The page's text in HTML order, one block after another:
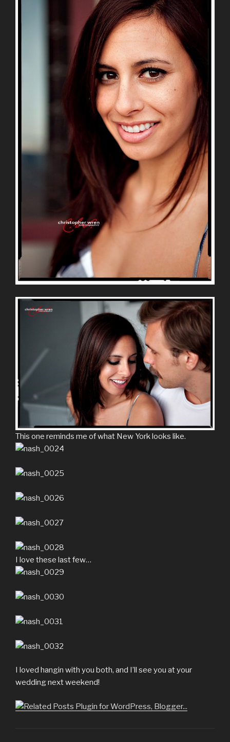
This one reminds me of what New York looks like.
I love these last few…
I loved hangin with you both, and I’ll see you at your
wedding next weekend!